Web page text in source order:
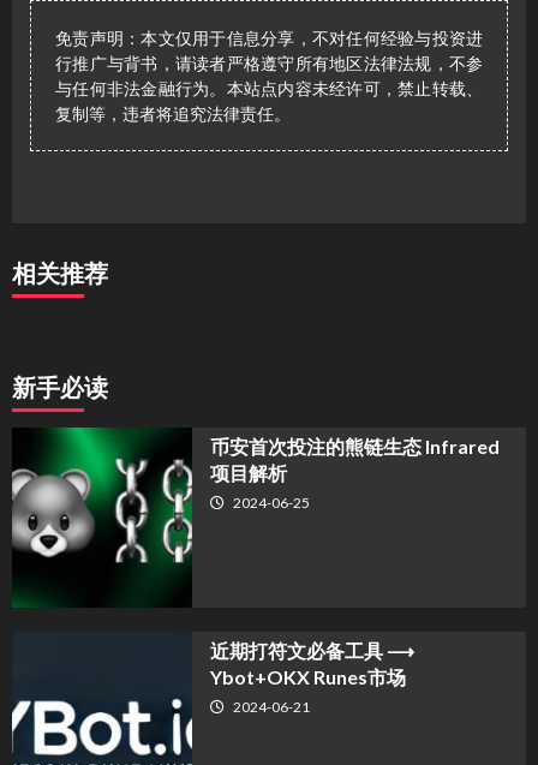
免责声明：本文仅用于信息分享，不对任何经验与投资进
行推广与背书，请读者严格遵守所有地区法律法规，不参
与任何非法金融行为。本站点内容未经许可，禁止转载、
复制等，违者将追究法律责任。
相关推荐
新手必读
币安首次投注的熊链生态 Infrared
项目解析
2024-06-25
近期打符文必备工具 ⟶
Ybot+OKX Runes市场
2024-06-21